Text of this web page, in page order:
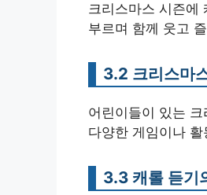
크리스마스 시즌에
부르며 함께 웃고
3.2 크리스마
어린이들이 있는
다양한 게임이나
3.3 캐롤 듣기